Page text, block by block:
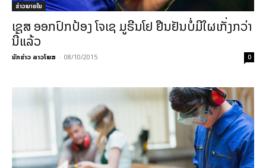
ຂ່າວພາຍ​ໃນ
ເຊສ ອອກປົກປ້ອງ ໂຈເຊ ມູຣີນໂຢ ຢືນຢັນບໍ່ມີໃຜເກັ່ງກວ່າ
ນີ້ແລ້ວ
ນັກຂ່າວ ລາວໂພສ - 08/10/2015 0